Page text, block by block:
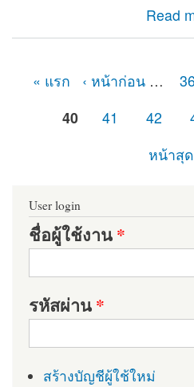
Read
about คนทั่วไปเปิดเว็บได้ แต่
« แรก ‹ หน้าก่อน … 36
40
41 42
หน้าสุ
User login
ชื่อผู้ใช้งาน*
รหัสผ่าน*
สร้างบัญชีผู้ใช้ใหม่